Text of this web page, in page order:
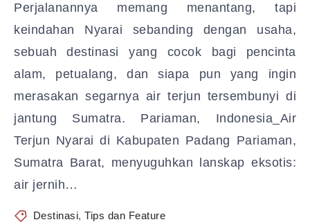
Perjalanannya memang menantang, tapi
keindahan Nyarai sebanding dengan usaha,
sebuah destinasi yang cocok bagi pencinta
alam, petualang, dan siapa pun yang ingin
merasakan segarnya air terjun tersembunyi di
jantung Sumatra. Pariaman, Indonesia_Air
Terjun Nyarai di Kabupaten Padang Pariaman,
Sumatra Barat, menyuguhkan lanskap eksotis:
air jernih…
Destinasi, Tips dan Feature